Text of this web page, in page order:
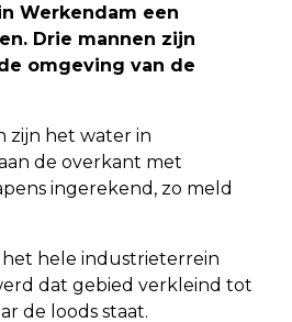
Werkendam een
Drie mannen zijn
omgeving van de
zijn het water in
de overkant met
ingerekend, zo meld
hele industrieterrein
dat gebied verkleind tot
de loods staat.